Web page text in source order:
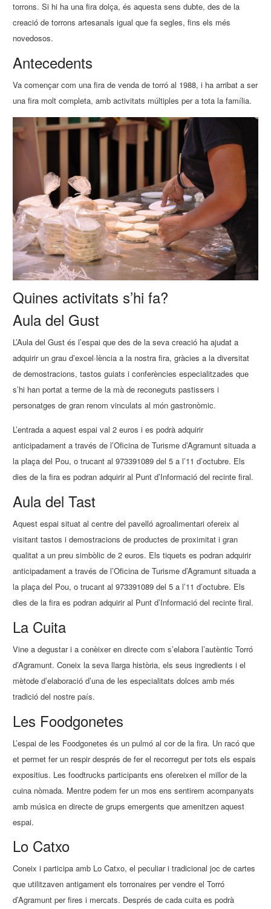
torrons. Si hi ha una fira dolça, és aquesta sens dubte, des de la
creació de torrons artesanals igual que fa segles, fins els més
novedosos.
Antecedents
Va començar com una fira de venda de torró al 1988, i ha arribat a ser
una fira molt completa, amb activitats múltiples per a tota la família.
Quines activitats s’hi fa?
Aula del Gust
L’Aula del Gust és l’espai que des de la seva creació ha ajudat a
adquirir un grau d’excel·lència a la nostra fira, gràcies a la diversitat
de demostracions, tastos guiats i conferències especialitzades que
s’hi han portat a terme de la mà de reconeguts pastissers i
personatges de gran renom vinculats al món gastronòmic.
L’entrada a aquest espai val 2 euros i es podrà adquirir
anticipadament a través de l’Oficina de Turisme d’Agramunt situada a
la plaça del Pou, o trucant al 973391089 del 5 a l’11 d’octubre. Els
dies de la fira es podran adquirir al Punt d’Informació del recinte firal.
Aula del Tast
Aquest espai situat al centre del pavelló agroalimentari ofereix al
visitant tastos i demostracions de productes de proximitat i gran
qualitat a un preu simbòlic de 2 euros. Els tiquets es podran adquirir
anticipadament a través de l’Oficina de Turisme d’Agramunt situada a
la plaça del Pou, o trucant al 973391089 del 5 a l’11 d’octubre. Els
dies de la fira es podran adquirir al Punt d’Informació del recinte firal.
La Cuita
Vine a degustar i a conèixer en directe com s’elabora l’autèntic Torró
d’Agramunt. Coneix la seva llarga història, els seus ingredients i el
mètode d’elaboració d’una de les especialitats dolces amb més
tradició del nostre país.
Les Foodgonetes
L’espai de les Foodgonetes és un pulmó al cor de la fira. Un racó que
et permet fer un respir després de fer el recorregut per tots els espais
expositius. Les foodtrucks participants ens ofereixen el millor de la
cuina nòmada. Mentre podem fer un mos ens sentirem acompanyats
amb música en directe de grups emergents que amenitzen aquest
espai.
Lo Catxo
Coneix i participa amb Lo Catxo, el peculiar i tradicional joc de cartes
que utilitzaven antigament els torronaires per vendre el Torró
d’Agramunt per fires i mercats. Després de cada cuita es podrà